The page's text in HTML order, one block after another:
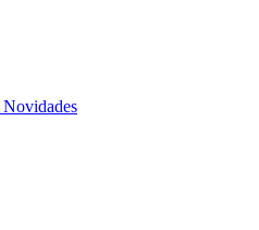
Novidades